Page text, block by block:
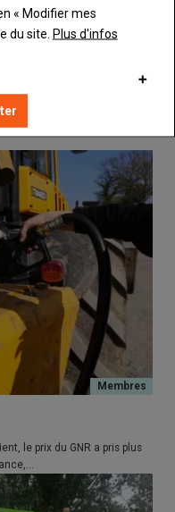
base pétrolière
(neuve,
à laquelle le
d’additifs chimiques
les frottements, la
température, le
et la protection face aux
doit respecter
faut-il en
le prix du GNR a pris plus
« Modifier mes
du site. Plus d'infos